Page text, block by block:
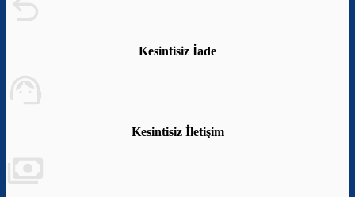
Kesintisiz İade
Kesintisiz İletişim